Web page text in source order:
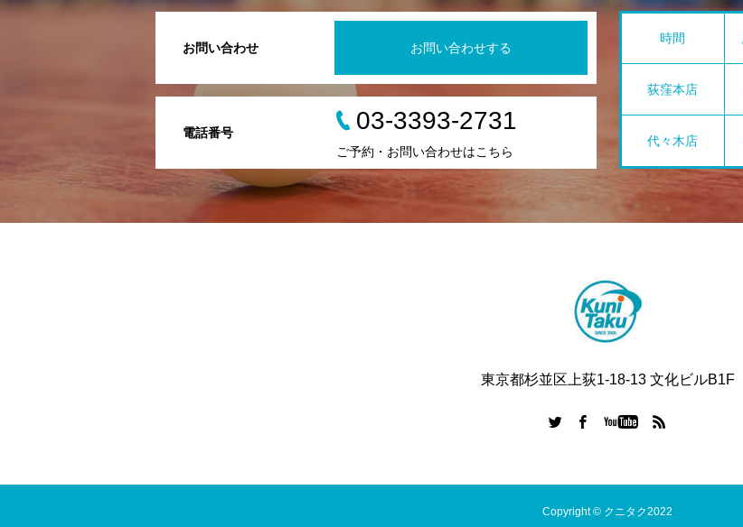
お問い合わせ お問い合わせする
電話番号 03-3393-2731
ご予約・お問い合わせはこちら
時間
荻窪本店
代々木店
東京都杉並区上荻1-18-13 文化ビルB1F
Copyright © クニタク2022